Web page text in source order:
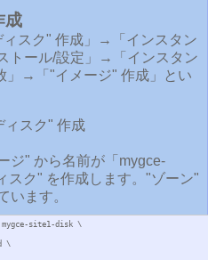
成
スク" 作成」→「インスタン
トール/設定」→「インスタン
」→「"イメージ" 作成」とい
ィスク" 作成
ジ" から名前が「mygce-
スク" を作成します。"ゾーン"
います。
mygce-site1-disk \